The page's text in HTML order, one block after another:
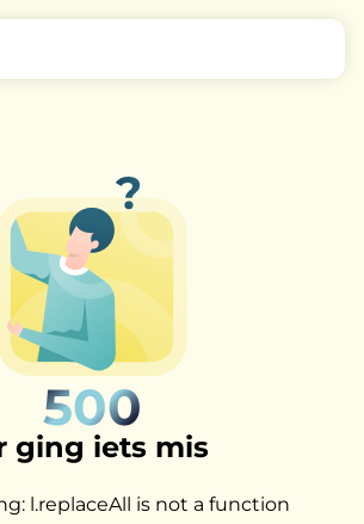
500
ging iets mis
l.replaceAll is not a function